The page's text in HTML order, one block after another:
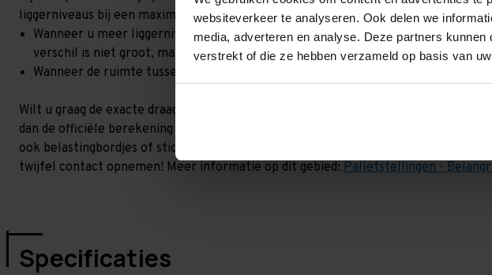
websiteverkeer te analyseren. Ook delen we
media, adverteren en analyse. Deze partners
verstrekt of die ze hebben verzameld op basis van
liggerniveaus bij een maximale hoogteverschil. Goed om te weten:
Wanneer u meer liggerniveaus toevoegt, kan het zijn dat het draagvermogen
verschil is niet groot, maar wel het beste om dit te laten berekenen!
Wanneer de ruimte tussen de liggerniveaus kleiner is dan 2,25 meter, valt de
Wilt u graag de exacte draagkracht weten in uw situatie? Dan dient u even contact
dan de officiële berekening uit. Dit doen we gratis en voor niets bij aankoop van
ook belastingbordjes of stickers meeleveren waar de draagkracht van uw situatie
twijfel contact opnemen! Meer informatie op dit gebied: Palletstellingen -
Specificaties